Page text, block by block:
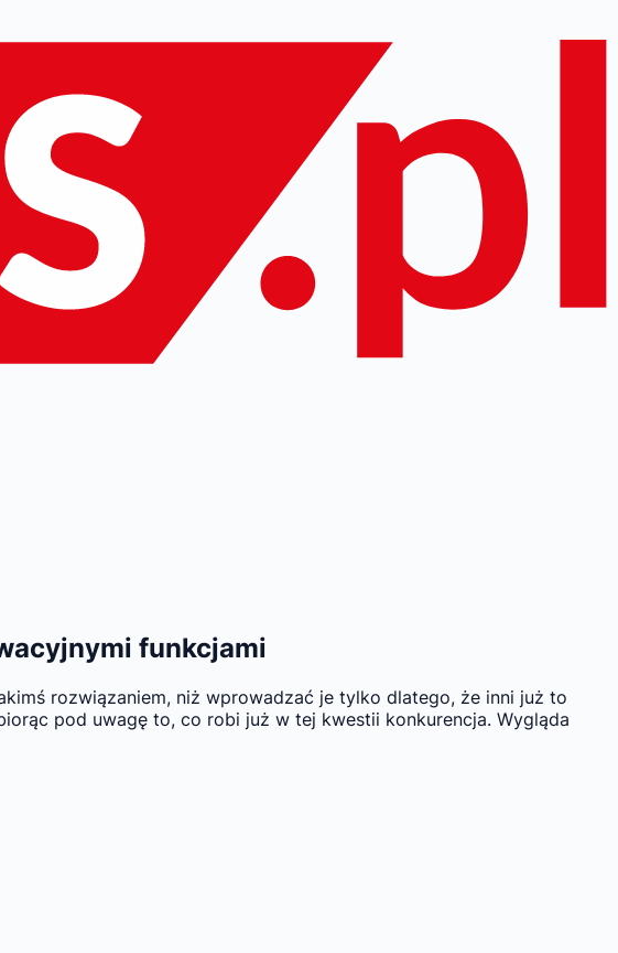
funkcjami
rozwiązaniem, niż wprowadzać je tylko dlatego, że inni już to
pod uwagę to, co robi już w tej kwestii konkurencja. Wygląda